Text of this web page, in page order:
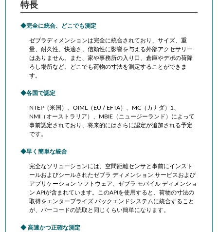
特長
完全に統合、どこでも測定
ゼブラディメンションは完全に統合されており、サイズ、重
量、耐久性、快適さ、信頼性に影響を与える外部アクセサリー
はありません。また、家や事務所の入り口、倉庫やデポの荷降
ろ し場所など、どこでも荷物の寸法を測定することができま
す。
各国で認定
NTEP（米国）、OIML（EU / EFTA）、MC（カナダ）1、
NMI（オーストラリア）、MBIE（ニュージーランド）によって
事前認定されており、将来的にはさらに認定が追加される予定
です。
早く簡単な統合
完全なソリューションには、空間距離センサと事前にインスト
ールおよびシールされたゼブラ ディメンション サービスおよび
アプリケーション ソフトウェア、ゼブラ モバイル ディメンショ
ン APIが含まれています。このAPIを使用すると、荷物の寸法の
取得をエンタープライズ バックエンドシステムに統合すること
が、バーコードの読取と同じくらい簡単になります。
高速かつ正確な測定